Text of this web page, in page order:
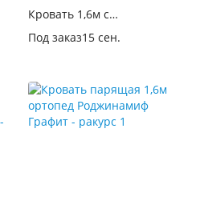
Кровать 1,6м с
основанием Victor Белый/
Под заказ15 сен.